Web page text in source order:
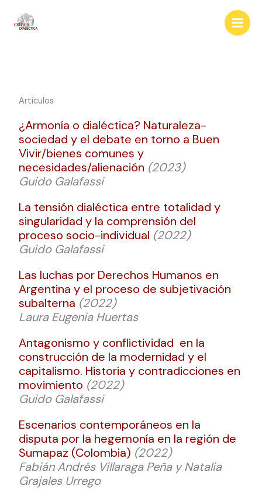
Artículos
¿Armonía o dialéctica? Naturaleza-
sociedad y el debate en torno a Buen
Vivir/bienes comunes y
necesidades/alienación (2023)
Guido Galafassi
La tensión dialéctica entre totalidad y
singularidad y la comprensión del
proceso socio-individual (2022)
Guido Galafassi
Las luchas por Derechos Humanos en
Argentina y el proceso de subjetivación
subalterna (2022)
Laura Eugenia Huertas
Antagonismo y conflictividad en la
construcción de la modernidad y el
capitalismo. Historia y contradicciones en
movimiento (2022)
Guido Galafassi
Escenarios contemporáneos en la
disputa por la hegemonía en la región de
Sumapaz (Colombia) (2022)
Fabián Andrés Villaraga Peña y Natalia
Grajales Urrego